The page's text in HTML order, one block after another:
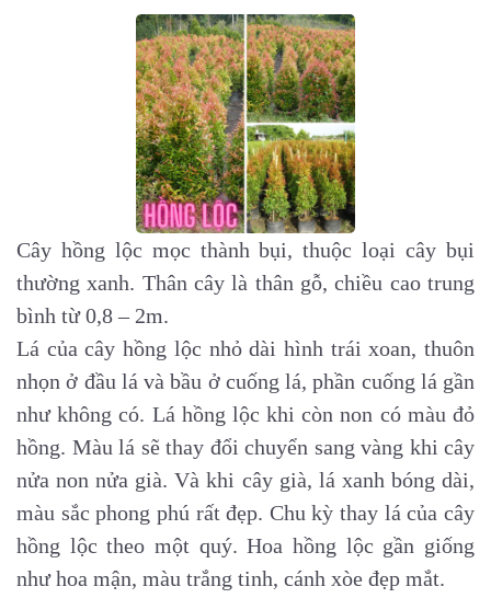
Cây hồng lộc mọc thành bụi, thuộc loại cây bụi
thường xanh. Thân cây là thân gỗ, chiều cao trung
bình từ 0,8 – 2m.
Lá của cây hồng lộc nhỏ dài hình trái xoan, thuôn
nhọn ở đầu lá và bầu ở cuống lá, phần cuống lá gần
như không có. Lá hồng lộc khi còn non có màu đỏ
hồng. Màu lá sẽ thay đổi chuyển sang vàng khi cây
nửa non nửa già. Và khi cây già, lá xanh bóng dài,
màu sắc phong phú rất đẹp. Chu kỳ thay lá của cây
hồng lộc theo một quý. Hoa hồng lộc gần giống
như hoa mận, màu trắng tinh, cánh xòe đẹp mắt.